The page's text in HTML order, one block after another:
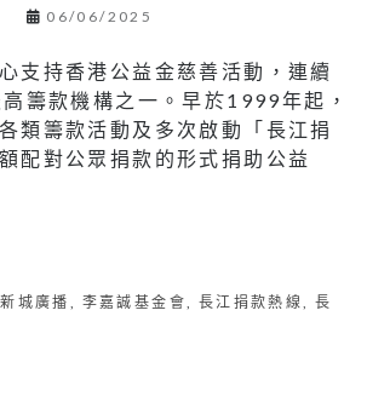
06/06/2025
支持香港公益金慈善活動，連續
籌款機構之一。早於1999年起，
類籌款活動及多次啟動「長江捐
配對公眾捐款的形式捐助公益
新城廣播 李嘉誠基金會 長江捐款熱線 ,長